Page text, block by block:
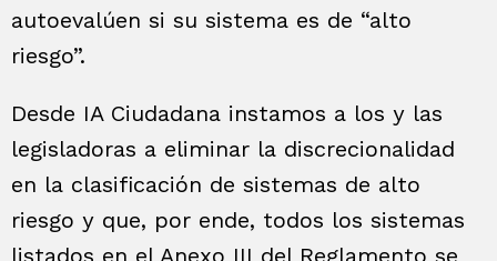
autoevalúen si su sistema es de “alto
riesgo”.
Desde IA Ciudadana instamos a los y las
legisladoras a eliminar la discrecionalidad
en la clasificación de sistemas de alto
riesgo y que, por ende, todos los sistemas